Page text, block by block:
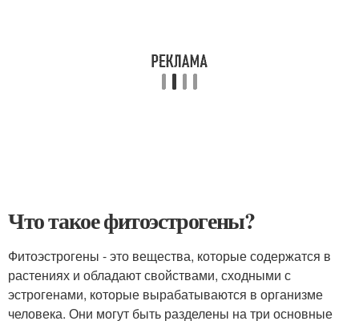
Что такое фитоэстрогены?
Фитоэстрогены - это вещества, которые содержатся в
растениях и обладают свойствами, сходными с
эстрогенами, которые вырабатываются в организме
человека. Они могут быть разделены на три основные